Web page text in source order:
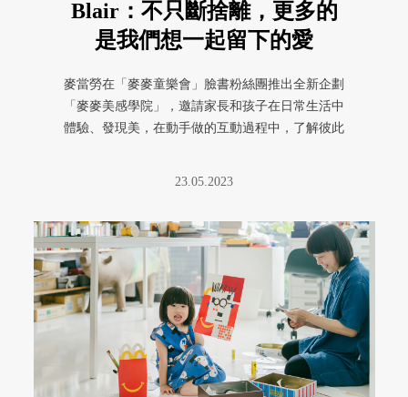
Blair：不只斷捨離，更多的
是我們想一起留下的愛
麥當勞在「麥麥童樂會」臉書粉絲團推出全新企劃
「麥麥美感學院」，邀請家長和孩子在日常生活中
體驗、發現美，在動手做的互動過程中，了解彼此
23.05.2023